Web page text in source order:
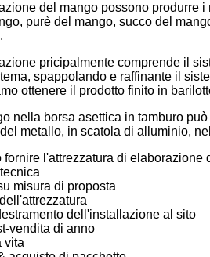
del mango possono produrre
purè del mango, succo del
pricipalmente comprende il
spappolando e raffinante il
ottenere il prodotto finito in
nella borsa asettica in tamburo
metallo, in scatola di alluminio,
fornire l'attrezzatura di
misura di proposta
dell'installazione al sito
vendita di anno
vita